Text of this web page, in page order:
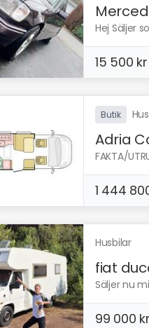
Hej Säljer
15 500 kr
Butik
Adria
FAKTA/
1 444
Husbilar
fiat
Säljer nu
99 000 kr